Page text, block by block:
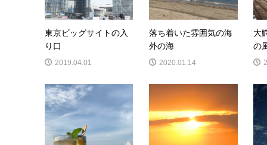
東京ビッグサイトの入
り口
2019.04.01
落ち着いた雰囲気の海
外の海
2020.01.14
大
の